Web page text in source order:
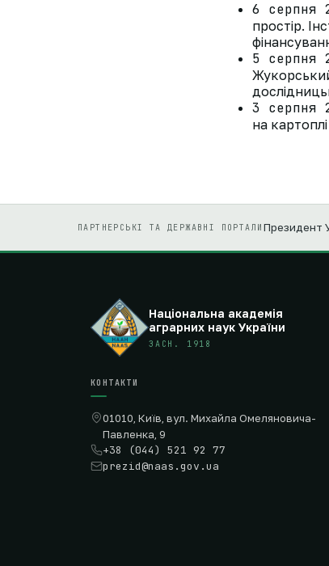
6 серпня
простір.
5 серпня
3 серпня
на
ПАРТНЕРСЬКІ ТА ДЕРЖАВНІ ПОРТАЛИ Президент
Національна академія
аграрних наук України
ЗАСН. 1918
КОНТАКТИ
01010, Київ, вул. Михайла Омеляновича-
Павленка, 9
+38 (044) 521 92 77
prezid@naas.gov.ua